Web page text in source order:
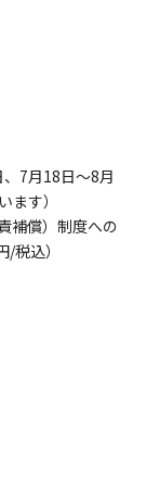
7月18日～8月
す）
補償）制度への
税込）